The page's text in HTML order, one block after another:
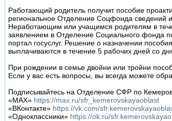
Работающий родитель получит пособие
региональное Отделение Соцфонда сведений
Неработающим или учащимся родителям в
заявлением в Отделение Социального фонда
портал госуслуг. Решение о назначении
выплачиваются в течение 5 рабочих дней со
При рождении в семье двойни или тройни
Если у вас есть вопросы, вы всегда можете
Подписывайтесь на Отделение СФР по
«MAX» https://max.ru/sfr_kemerovskayaoblast
«ВКонтакте» https://vk.com/
«Одноклассники» https://ok.ru/